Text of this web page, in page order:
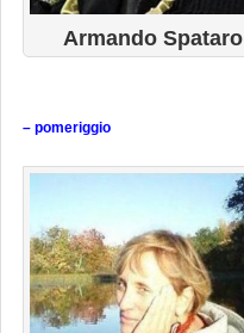
Armando Spataro
– pomeriggio